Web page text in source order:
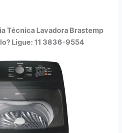
Técnica Lavadora Brastemp
Ligue: 11 3836-9554